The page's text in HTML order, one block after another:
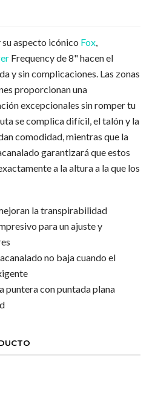
aspecto icónico Fox,
Frequency de 8" hacen el
y sin complicaciones. Las zonas
proporcionan una
excepcionales sin romper tu
se complica difícil, el talón y la
comodidad, mientras que la
garantizará que estos
a la altura a la que los
la transpirabilidad
para un ajuste y
no baja cuando el
puntera con puntada plana